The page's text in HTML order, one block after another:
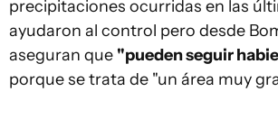
precipitaciones ocurridas en las
ayudaron al control pero desde
aseguran que "pueden seguir
porque se trata de "un área muy